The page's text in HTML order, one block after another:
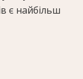
є найбільш